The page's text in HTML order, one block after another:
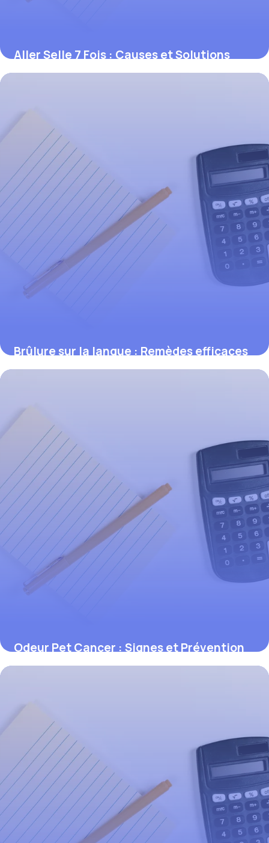
Aller Selle 7 Fois : Causes et Solutions
2026
Brûlure sur la langue : Remèdes efficaces
2 juin 2026
Odeur Pet Cancer : Signes et Prévention
1 juin 2026